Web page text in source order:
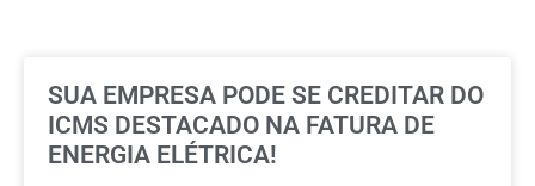
SUA EMPRESA PODE SE CREDITAR DO
ICMS DESTACADO NA FATURA DE
ENERGIA ELÉTRICA!